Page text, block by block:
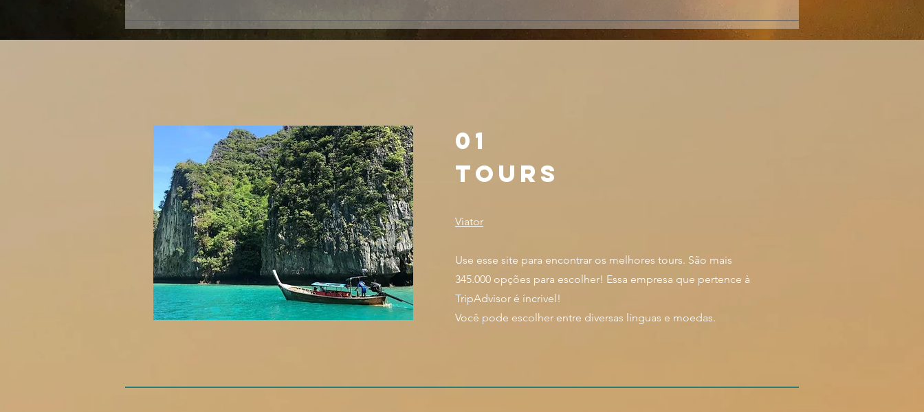
01
Tours
Viator
Use esse site para encontrar os melhores tours. São mais
345.000 opções para escolher! Essa empresa que pertence à
TripAdvisor é íncrivel!
Você pode escolher entre diversas línguas e moedas.